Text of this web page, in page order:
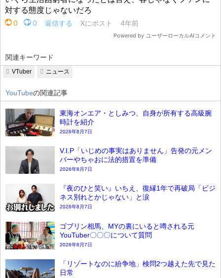
関連キーワード
VTuber ニュース
YouTubeの関連記事
東海オンエア・としみつ、自身が所有する高級腕
時計を紹介
2026年8月7日
V.I.P「いじめの事実はありません」告発の元メン
バーやちゃおに法的措置を準備
2026年8月7日
『夜のひと笑い』いちえ、復縁1年で再破局「ビジ
ネス別れとかじゃない」と涙
2026年8月7日
ゴブリン相馬、MYの裏にいると噂される元
YouTuber〇〇〇について質問
2026年8月7日
「リゾートなのに紛争地」検問2つ越えた先で見た
日常